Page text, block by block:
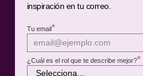
inspiración en tu correo.
Tu email*
¿Cuál es el rol que te describe mejor?*